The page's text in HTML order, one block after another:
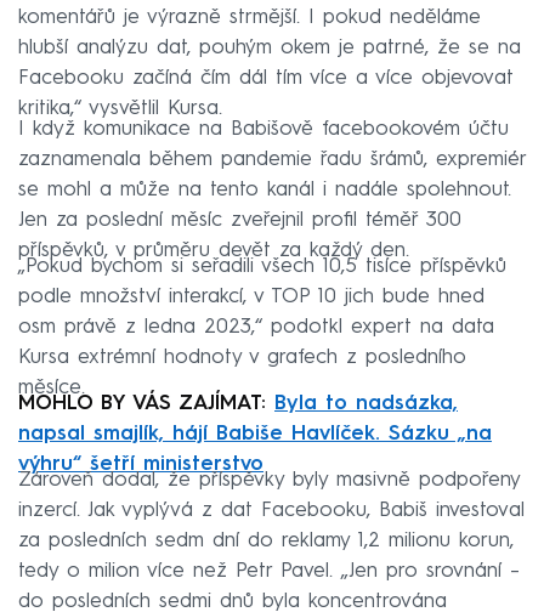
komentářů je výrazně strmější. I pokud neděláme
hlubší analýzu dat, pouhým okem je patrné, že se na
Facebooku začíná čím dál tím více a více objevovat
kritika,“ vysvětlil Kursa.
I když komunikace na Babišově facebookovém účtu
zaznamenala během pandemie řadu šrámů, expremiér
se mohl a může na tento kanál i nadále spolehnout.
Jen za poslední měsíc zveřejnil profil téměř 300
příspěvků, v průměru devět za každý den.
„Pokud bychom si seřadili všech 10,5 tisíce příspěvků
podle množství interakcí, v TOP 10 jich bude hned
osm právě z ledna 2023,“ podotkl expert na data
Kursa extrémní hodnoty v grafech z posledního
měsíce.
MOHLO BY VÁS ZAJÍMAT: Byla to nadsázka,
napsal smajlík, hájí Babiše Havlíček. Sázku „na
výhru“ šetří ministerstvo
Zároveň dodal, že příspěvky byly masivně podpořeny
inzercí. Jak vyplývá z dat Facebooku, Babiš investoval
za posledních sedm dní do reklamy 1,2 milionu korun,
tedy o milion více než Petr Pavel. „Jen pro srovnání –
do posledních sedmi dnů byla koncentrována